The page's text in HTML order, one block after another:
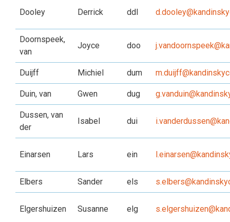
Dooley Derrick ddl
Doornspeek,
van
Joyce doo
Duijff Michiel dum
Duin, van Gwen dug
Dussen, van
der
Isabel dui
Einarsen Lars ein
Elbers Sander els
Elgershuizen Susanne elg